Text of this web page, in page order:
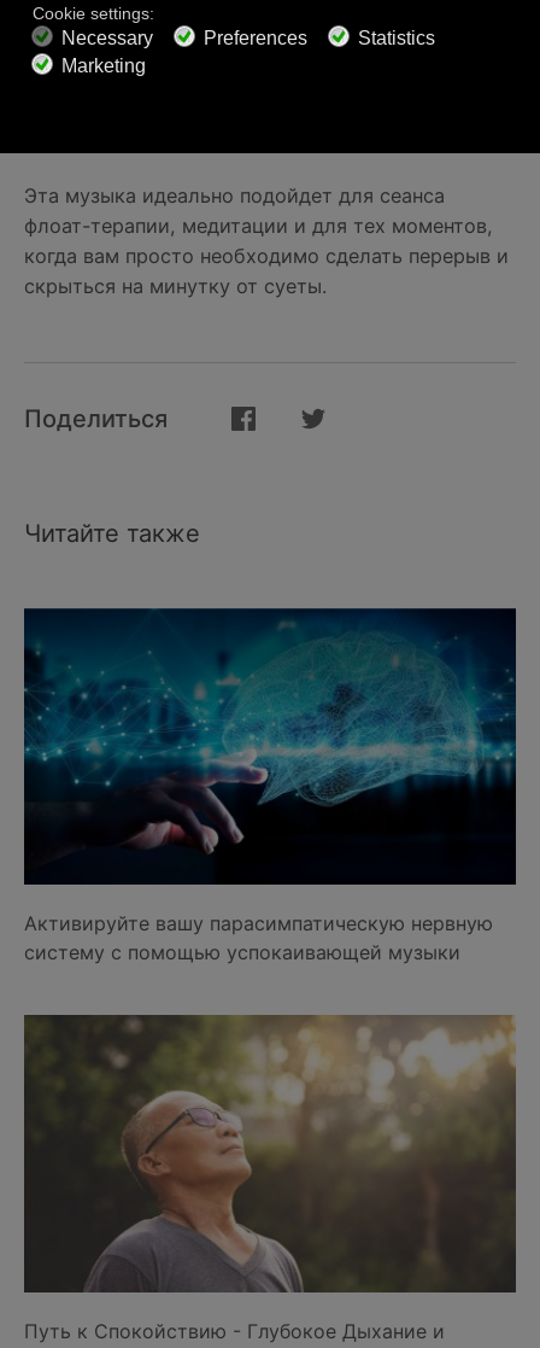
полную звуков. Пусть звучание этих композиций
обратит ваше внимание к единому центру всего и
успокоит разум, не дав ему при этом позабыть про
Эта музыка идеально подойдет для сеанса
флоат-терапии, медитации и для тех моментов,
когда вам просто необходимо сделать перерыв и
скрыться на минутку от суеты.
Поделиться
Читайте также
Активируйте вашу парасимпатическую нервную
систему с помощью успокаивающей музыки
Путь к Cпокойствию - Глубокое Дыхание и